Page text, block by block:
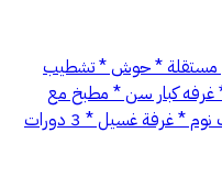
على شارعين 📐 المساحة: 429 م² 🧭 عرض الشارع: 12 م جنوبيه غربيه **المميزات العامة:** * عدادات مستقلة * مدخل سيارة * 3 مداخل مستقلة * حوش * تشطيب
كبار سن * مطبخ مع
مستودع --- ### **الدور العلوي:** * مجلس + مقلط + دورة مياه * غرفة ماستر مع غرفة ملابس * مطبخ * غرفة عاملة * غرفتان نوم * حمام * صالة --- ### **الشقة (مستقلة):** * 3 غرف نوم * غرفة غسيل * 3 دورات